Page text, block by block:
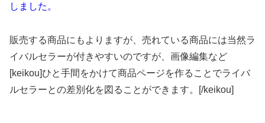
しました。
販売する商品にもよりますが、売れている商品には当然ラ
イバルセラーが付きやすいのですが、画像編集など
[keikou]ひと手間をかけて商品ページを作ることでライバ
ルセラーとの差別化を図ることができます。[/keikou]